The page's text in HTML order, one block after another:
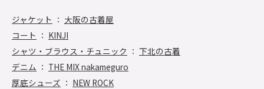
ジャケット ： 大阪の古着屋
コート ： KINJI
シャツ・ブラウス・チュニック ： 下北の古着
デニム ： THE MIX nakameguro
厚底シューズ ： NEW ROCK